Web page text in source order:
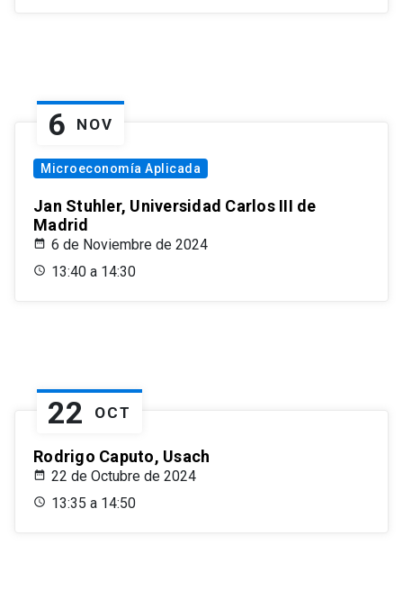
6 NOV
Microeconomía Aplicada
Jan Stuhler, Universidad Carlos III de
Madrid
6 de Noviembre de 2024
13:40 a 14:30
22 OCT
Rodrigo Caputo, Usach
22 de Octubre de 2024
13:35 a 14:50